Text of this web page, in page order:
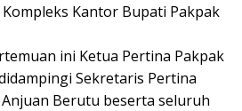
Kompleks Kantor Bupati Pakpak
ini Ketua Pertina Pakpak
Sekretaris Pertina
Berutu beserta seluruh